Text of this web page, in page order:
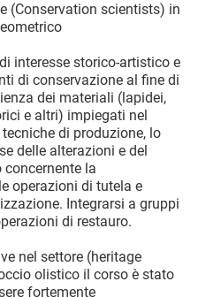
(Conservation scientists) in
interesse storico-artistico e
di conservazione al fine di
dei materiali (lapidei,
e altri) impiegati nel
di produzione, lo
delle alterazioni e del
la
operazioni di tutela e
Integrarsi a gruppi
di restauro.
nel settore (heritage
olistico il corso è stato
fortemente